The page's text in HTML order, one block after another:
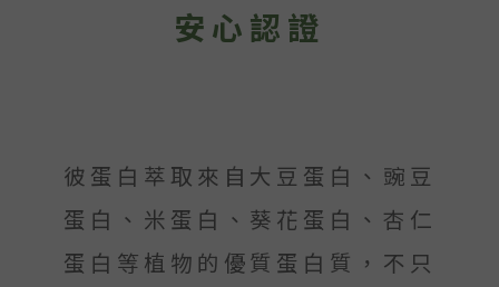
安心認證
彼蛋白萃取來自大豆蛋白、豌豆
蛋白、米蛋白、葵花蛋白、杏仁
蛋白等植物的優質蛋白質，不只